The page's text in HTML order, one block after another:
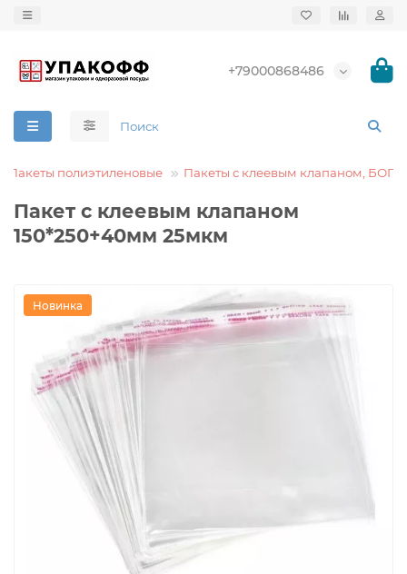
+79000868486
Пакеты полиэтиленовые Пакеты с клеевым клапаном, БОПП
Пакет с клеевым клапаном
150*250+40мм 25мкм
Новинка